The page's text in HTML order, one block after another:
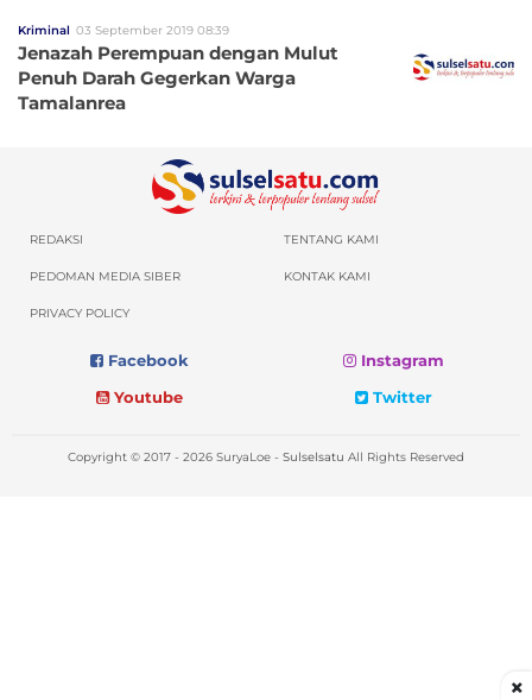
Kriminal 03 September 2019 08:39
Jenazah Perempuan dengan Mulut
Penuh Darah Gegerkan Warga
Tamalanrea
REDAKSI TENTANG KAMI
PEDOMAN MEDIA SIBER KONTAK KAMI
PRIVACY POLICY
Facebook
Instagram
Youtube
Twitter
Copyright © 2017 - 2026 SuryaLoe - Sulselsatu All Rights Reserved
×